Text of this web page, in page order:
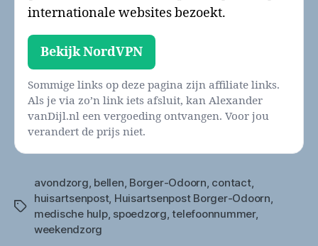
internationale websites bezoekt.
Bekijk NordVPN
Sommige links op deze pagina zijn affiliate links.
Als je via zo’n link iets afsluit, kan Alexander
vanDijl.nl een vergoeding ontvangen. Voor jou
verandert de prijs niet.
Tags
avondzorg, bellen, Borger-Odoorn, contact,
huisartsenpost, Huisartsenpost Borger-Odoorn,
medische hulp, spoedzorg,telefoonnummer,
weekendzorg